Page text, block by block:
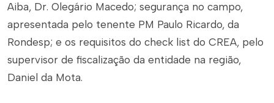
Aiba, Dr. Olegário Macedo; segurança no campo,
apresentada pelo tenente PM Paulo Ricardo, da
Rondesp; e os requisitos do check list do CREA, pelo
supervisor de fiscalização da entidade na região,
Daniel da Mota.